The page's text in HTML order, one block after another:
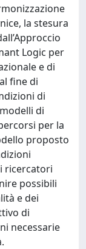
la stesura
Logic per
e di
fine di
di
di
per la
proposto
ricercatori
possibili
e dei
di
necessarie